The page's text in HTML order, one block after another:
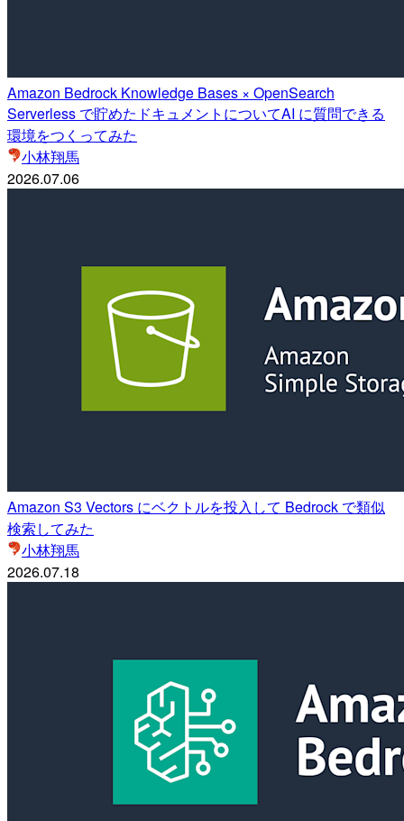
Amazon Bedrock Knowledge Bases × OpenSearch
Serverless で貯めたドキュメントについてAI に質問できる
環境をつくってみた
小林翔馬
2026.07.06
Amazon S3 Vectors にベクトルを投入して Bedrock で類似
検索してみた
小林翔馬
2026.07.18